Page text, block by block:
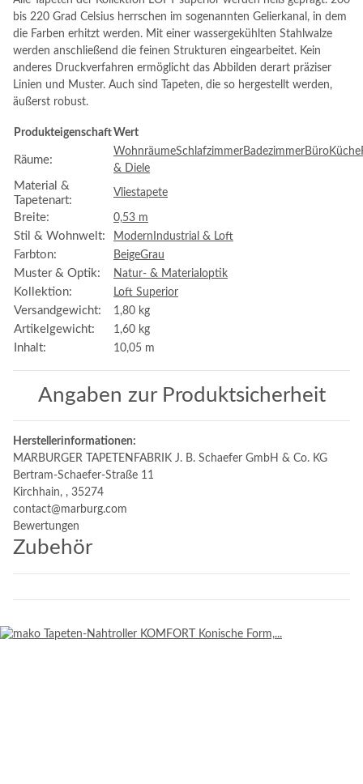
bis 220 Grad Celsius herrschen im sogenannten Gelierkanal, in dem
die Farben erhitzt werden. Mit einer wassergekühlten Stahlwalze
werden anschließend die feinen Strukturen eingearbeitet. Kein
anderes Druckverfahren ermöglicht das Abbilden derart präziser
Linien und Muster. Auch sind Tapeten, die so hergestellt werden,
äußerst robust.
ProdukteigenschaftWert
Räume:
WohnräumeSchlafzimmerBadezimmerBüroKüche
& Diele
Material &
Tapetenart:
Vliestapete
Breite: 0,53 m
Stil & Wohnwelt: Modern Industrial & Loft
Farbton: BeigeGrau
Muster & Optik: Natur- & Materialoptik
Kollektion: Loft Superior
Versandgewicht: 1,80 kg
Artikelgewicht: 1,60 kg
Inhalt: 10,05 m
Angaben zur Produktsicherheit
Herstellerinformationen:
MARBURGER TAPETENFABRIK J. B. Schaefer GmbH & Co. KG
Bertram-Schaefer-Straße 11
Kirchhain, , 35274
contact@marburg.com
Bewertungen
Zubehör